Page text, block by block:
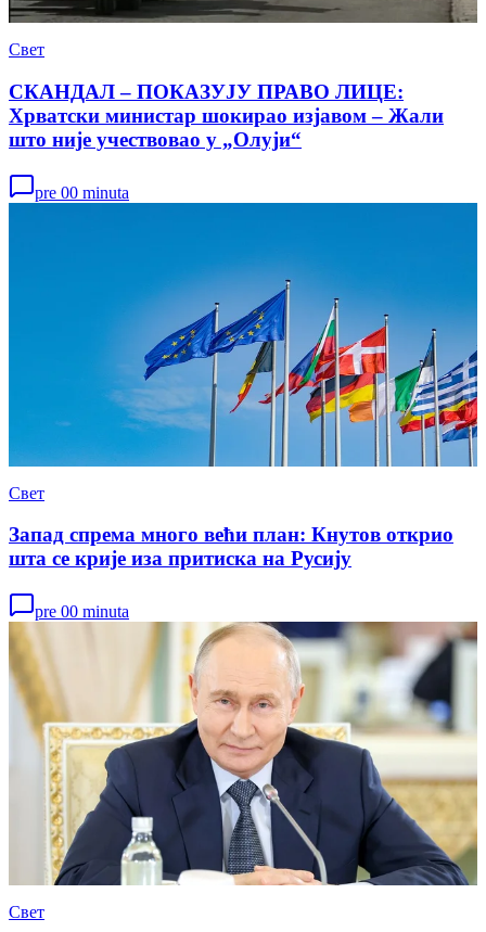
Свет
СКАНДАЛ – ПОКАЗУЈУ ПРАВО ЛИЦЕ:
Хрватски министар шокирао изјавом – Жали
што није учествовао у „Олуји“
pre 00 minuta
Свет
Запад спрема много већи план: Кнутов открио
шта се крије иза притиска на Русију
pre 00 minuta
Свет